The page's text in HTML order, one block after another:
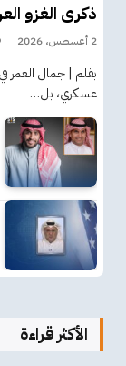
ذكرى الغزو
2 أغسطس، 2026
بقلم | جمال العمر
عسكري، بل…
الأكثر قراءة